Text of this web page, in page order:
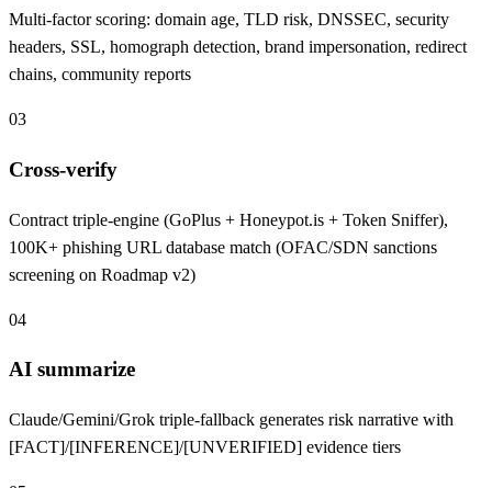
Multi-factor scoring: domain age, TLD risk, DNSSEC, security
headers, SSL, homograph detection, brand impersonation, redirect
chains, community reports
03
Cross-verify
Contract triple-engine (GoPlus + Honeypot.is + Token Sniffer),
100K+ phishing URL database match (OFAC/SDN sanctions
screening on Roadmap v2)
04
AI summarize
Claude/Gemini/Grok triple-fallback generates risk narrative with
[FACT]/[INFERENCE]/[UNVERIFIED] evidence tiers